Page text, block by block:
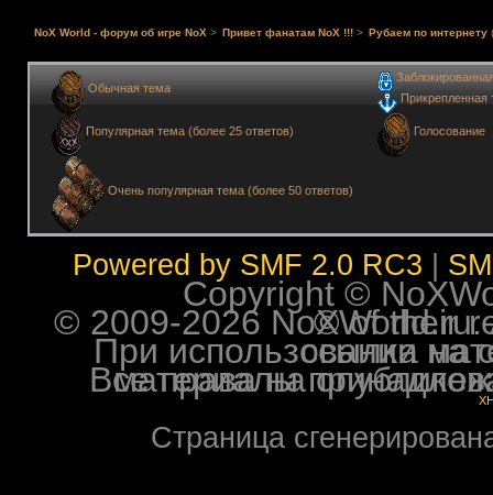
NoX World - форум об игре NoX> Привет фанатам NoX !!! > Рубаем по интернету
Обычная тема
Популярная тема (более 25 ответов)
Очень популярная тема (более 50 ответов)
Прикрепленная
Голосование
Powered by SMF 2.0 RC3
Copyright ©
© 2009-2026 NoXWorld.ru. All
При использовании
Все права на опубликованные на форуме
Страница